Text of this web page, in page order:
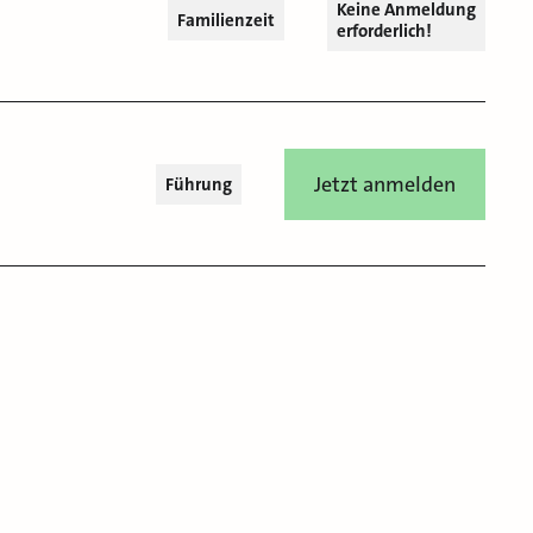
Familienzeit
Keine Anmeldung
erforderlich!
Führung Jetzt anmelden